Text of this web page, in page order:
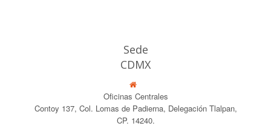
Sede
CDMX
Oficinas Centrales
Contoy 137, Col. Lomas de Padierna, Delegación Tlalpan,
CP. 14240.